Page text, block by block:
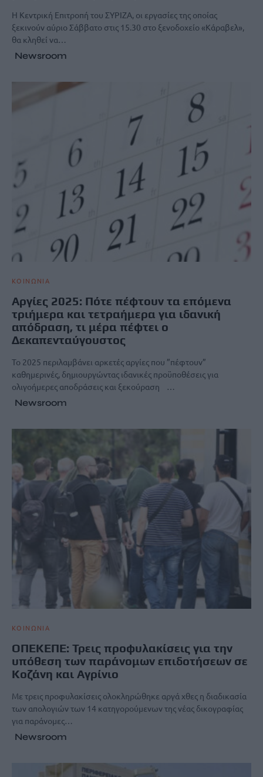
Η Κεντρική Επιτροπή του ΣΥΡΙΖΑ, οι εργασίες της οποίας
ξεκινούν αύριο Σάββατο στις 15.30 στο ξενοδοχείο «Κάραβελ»,
θα κληθεί να…
Newsroom
ΚΟΙΝΩΝΙΑ
Αργίες 2025: Πότε πέφτουν τα επόμενα
τριήμερα και τετραήμερα για ιδανική
απόδραση, τι μέρα πέφτει ο
Δεκαπενταύγουστος
Το 2025 περιλαμβάνει αρκετές αργίες που ”πέφτουν”
καθημερινές, δημιουργώντας ιδανικές προϋποθέσεις για
ολιγοήμερες αποδράσεις και ξεκούραση …
Newsroom
ΚΟΙΝΩΝΙΑ
ΟΠΕΚΕΠΕ: Τρεις προφυλακίσεις για την
υπόθεση των παράνομων επιδοτήσεων σε
Κοζάνη και Αγρίνιο
Με τρεις προφυλακίσεις ολοκληρώθηκε αργά χθες η διαδικασία
των απολογιών των 14 κατηγορούμενων της νέας δικογραφίας
για παράνομες…
Newsroom